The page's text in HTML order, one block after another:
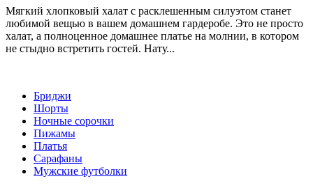
Мягкий хлопковый халат с расклешенным силуэтом станет
любимой вещью в вашем домашнем гардеробе. Это не просто
халат, а полноценное домашнее платье на молнии, в котором
не стыдно встретить гостей. Нату...
Бриджи
Шорты
Ночные сорочки
Пижамы
Платья
Сарафаны
Мужские футболки